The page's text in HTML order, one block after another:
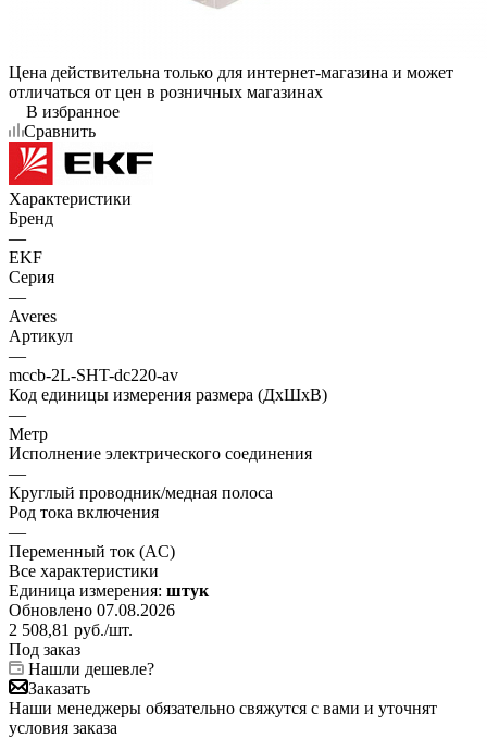
Цена действительна только для интернет-магазина и может
отличаться от цен в розничных магазинах
В избранное
Сравнить
Характеристики
Бренд
—
EKF
Серия
—
Averes
Артикул
—
mccb-2L-SHT-dc220-av
Код единицы измерения размера (ДхШхВ)
—
Метр
Исполнение электрического соединения
—
Круглый проводник/медная полоса
Род тока включения
—
Переменный ток (AC)
Все характеристики
Единица измерения: штук
Обновлено 07.08.2026
2 508,81 руб./шт.
Под заказ
Нашли дешевле?
Заказать
Наши менеджеры обязательно свяжутся с вами и уточнят
условия заказа